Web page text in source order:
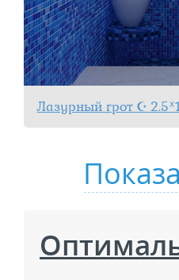
Лазурный грот ☪